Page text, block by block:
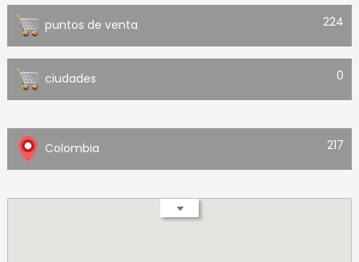
puntos de venta 224
ciudades 0
Colombia 217